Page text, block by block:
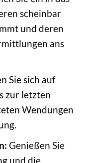
scheinbar
und deren
ans
Sie sich auf
zur letzten
Wendungen
Genießen Sie
und die